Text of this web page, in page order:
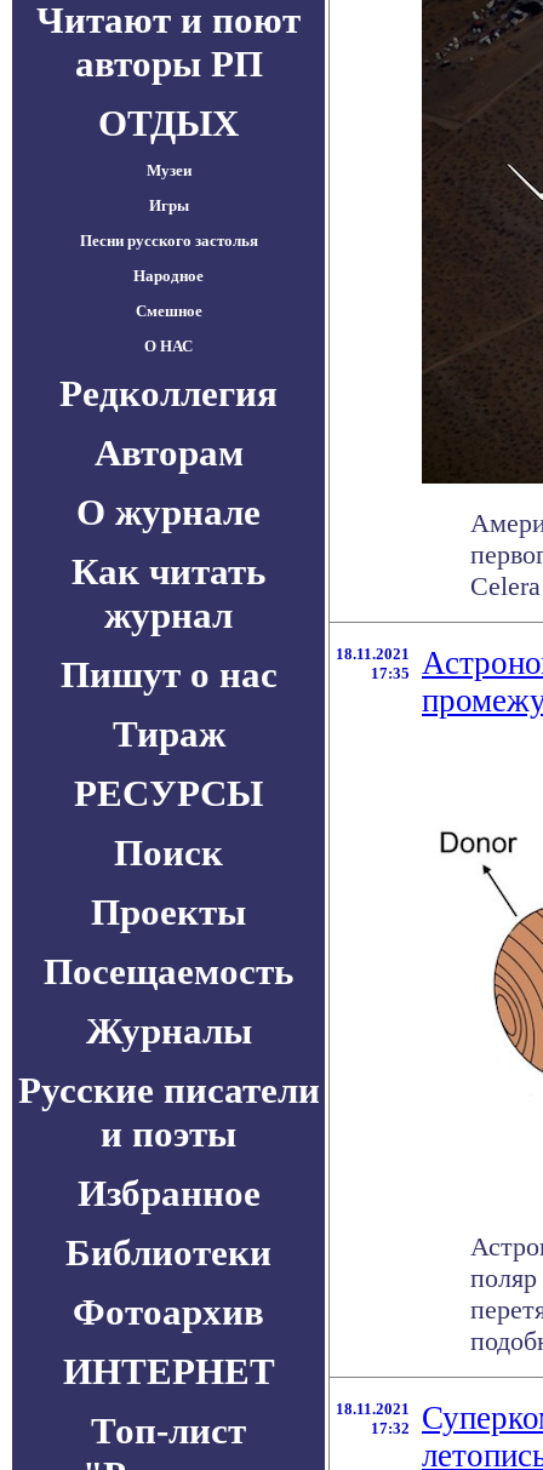
Читают и поют
авторы РП
ОТДЫХ
Музеи
Игры
Песни русского застолья
Народное
Смешное
О НАС
Редколлегия
Авторам
О журнале
Как читать
журнал
Пишут о нас
Тираж
РЕСУРСЫ
Поиск
Проекты
Посещаемость
Журналы
Русские писатели
и поэты
Избранное
Библиотеки
Фотоархив
ИНТЕРНЕТ
Топ-лист
18.11.2021
17:35
18.11.2021
17:32